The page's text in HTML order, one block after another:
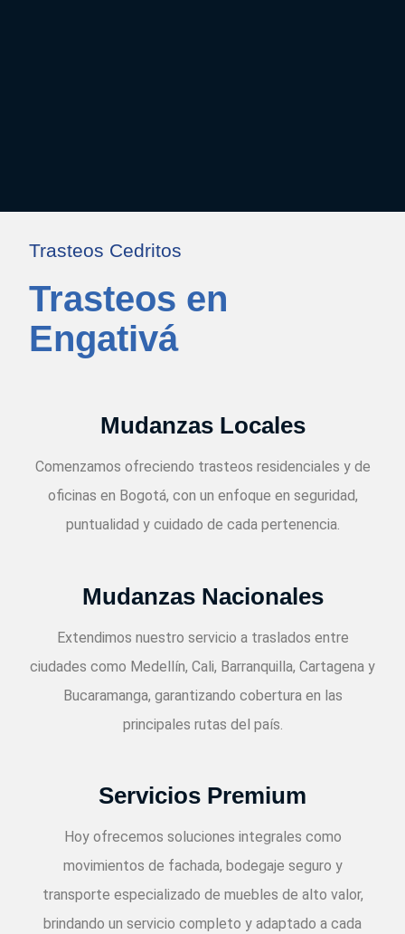
Trasteos Cedritos
Trasteos en
Engativá
Mudanzas Locales
Comenzamos ofreciendo trasteos residenciales y de
oficinas en Bogotá, con un enfoque en seguridad,
puntualidad y cuidado de cada pertenencia.
Mudanzas Nacionales
Extendimos nuestro servicio a traslados entre
ciudades como Medellín, Cali, Barranquilla, Cartagena y
Bucaramanga, garantizando cobertura en las
principales rutas del país.
Servicios Premium
Hoy ofrecemos soluciones integrales como
movimientos de fachada, bodegaje seguro y
transporte especializado de muebles de alto valor,
brindando un servicio completo y adaptado a cada